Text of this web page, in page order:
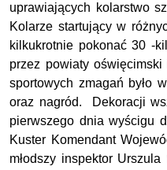
uprawiających kolarstwo
Kolarze startujący w
kilkukrotnie pokonać 30 -
przez powiaty
sportowych zmagań było
oraz nagród. Dekoracji
pierwszego dnia wyścigu
Kuster Komendant
młodszy inspektor